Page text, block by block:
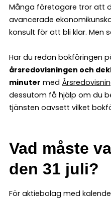
Många företagare tror att
avancerade
konsult för att bli klar. Men
Har du redan bokföringen
årsredovisningen och
minuter med
dessutom få hjälp om du
tjänsten oavsett vilket
Vad måste
den 31 juli?
För aktiebolag med